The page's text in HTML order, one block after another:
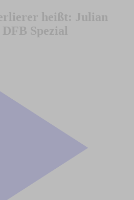
heißt: Julian
Spezial